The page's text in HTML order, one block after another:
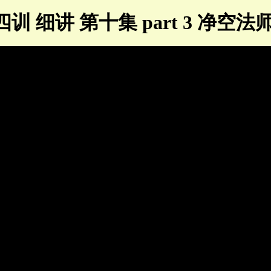
训 细讲 第十集 part 3 净空法